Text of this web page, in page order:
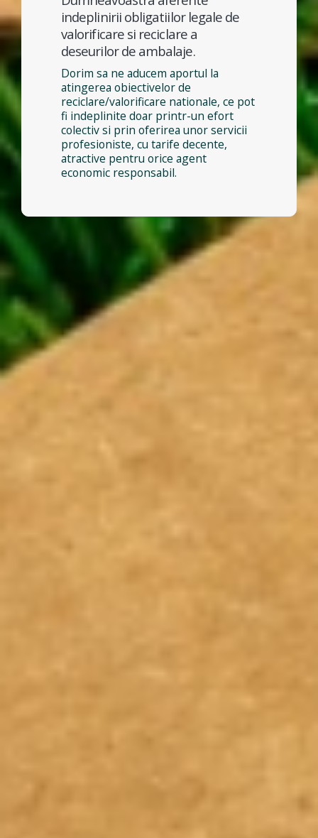
indeplinirii obligatiilor legale de
valorificare si reciclare a
deseurilor de ambalaje.
Dorim sa ne aducem aportul la
atingerea obiectivelor de
reciclare/valorificare nationale, ce pot
fi indeplinite doar printr-un efort
colectiv si prin oferirea unor servicii
profesioniste, cu tarife decente,
atractive pentru orice agent
economic responsabil.